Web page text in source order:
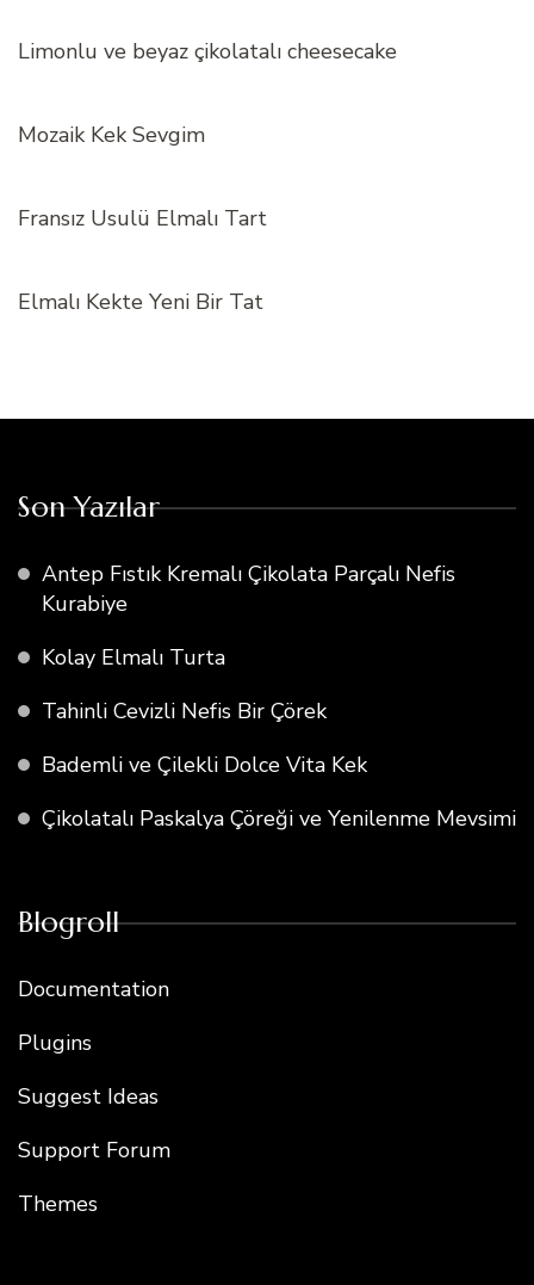
Limonlu ve beyaz çikolatalı cheesecake
Mozaik Kek Sevgim
Fransız Usulü Elmalı Tart
Elmalı Kekte Yeni Bir Tat
Son Yazılar
Antep Fıstık Kremalı Çikolata Parçalı Nefis
Kurabiye
Kolay Elmalı Turta
Tahinli Cevizli Nefis Bir Çörek
Bademli ve Çilekli Dolce Vita Kek
Çikolatalı Paskalya Çöreği ve Yenilenme Mevsimi
Blogroll
Documentation
Plugins
Suggest Ideas
Support Forum
Themes